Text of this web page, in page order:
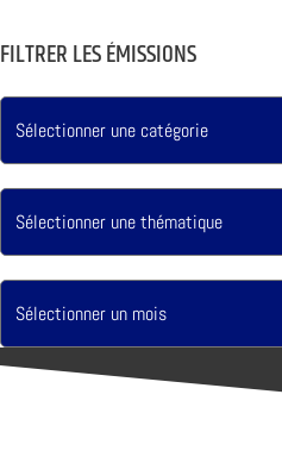
FILTRER LES ÉMISSIONS